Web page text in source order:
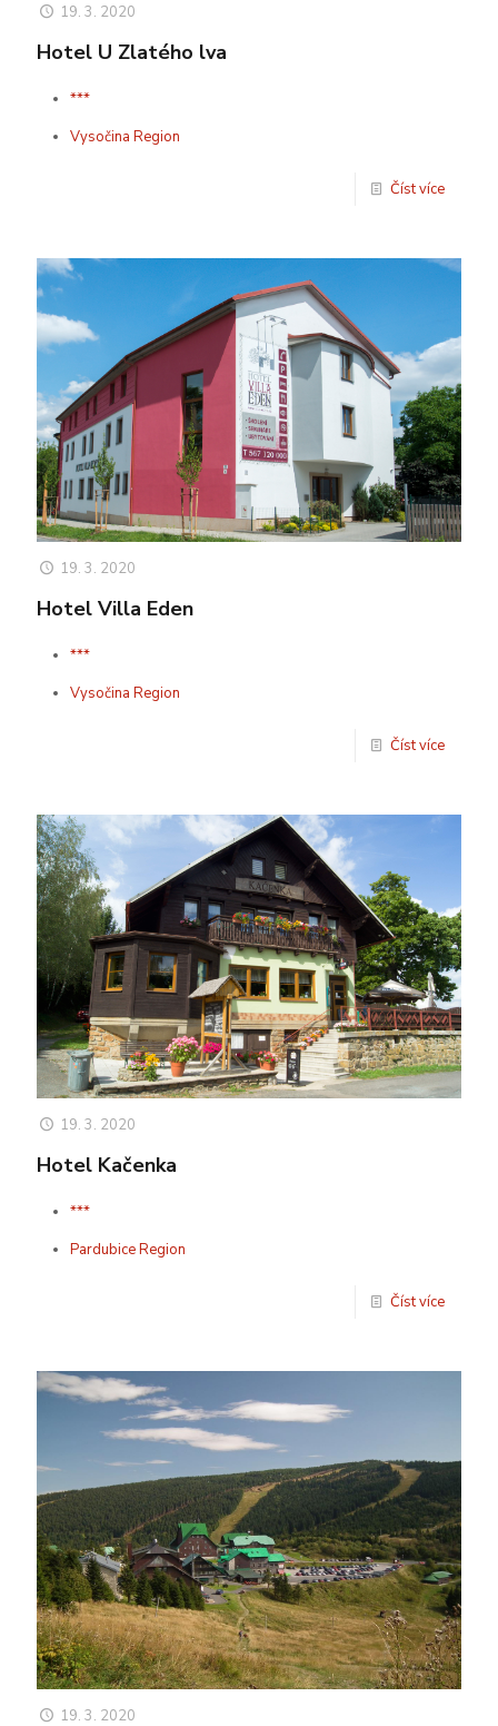
19. 3. 2020
Hotel U Zlatého lva
***
Vysočina Region
Číst více
19. 3. 2020
Hotel Villa Eden
***
Vysočina Region
Číst více
19. 3. 2020
Hotel Kačenka
***
Pardubice Region
Číst více
19. 3. 2020